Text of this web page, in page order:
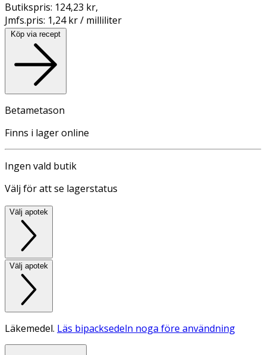
Butikspris: 124,23 kr,
Jmfs.pris: 1,24 kr / milliliter
Köp via recept
Betametason
Finns i lager online
Ingen vald butik
Välj för att se lagerstatus
Välj apotek
Välj apotek
Läkemedel. Läs bipacksedeln noga före användning